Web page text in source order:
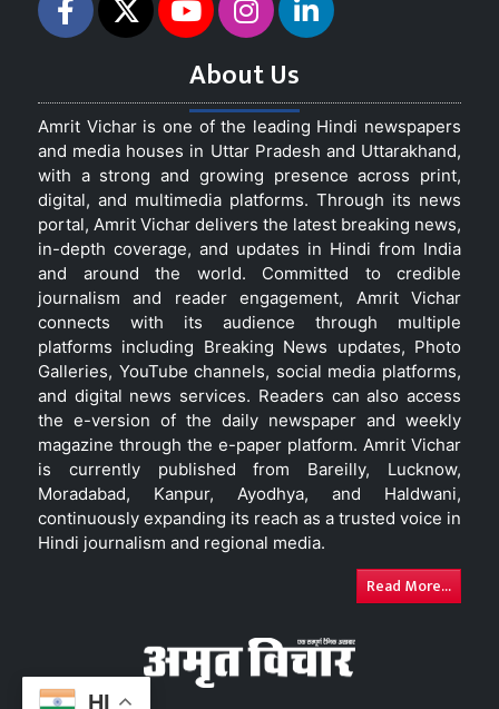
HI
About Us
Amrit Vichar is one of the leading Hindi newspapers
and media houses in Uttar Pradesh and Uttarakhand,
with a strong and growing presence across print,
digital, and multimedia platforms. Through its news
portal, Amrit Vichar delivers the latest breaking news,
in-depth coverage, and updates in Hindi from India
and around the world. Committed to credible
journalism and reader engagement, Amrit Vichar
connects with its audience through multiple
platforms including Breaking News updates, Photo
Galleries, YouTube channels, social media platforms,
and digital news services. Readers can also access
the e-version of the daily newspaper and weekly
magazine through the e-paper platform. Amrit Vichar
is currently published from Bareilly, Lucknow,
Moradabad, Kanpur, Ayodhya, and Haldwani,
continuously expanding its reach as a trusted voice in
Hindi journalism and regional media.
Read More...